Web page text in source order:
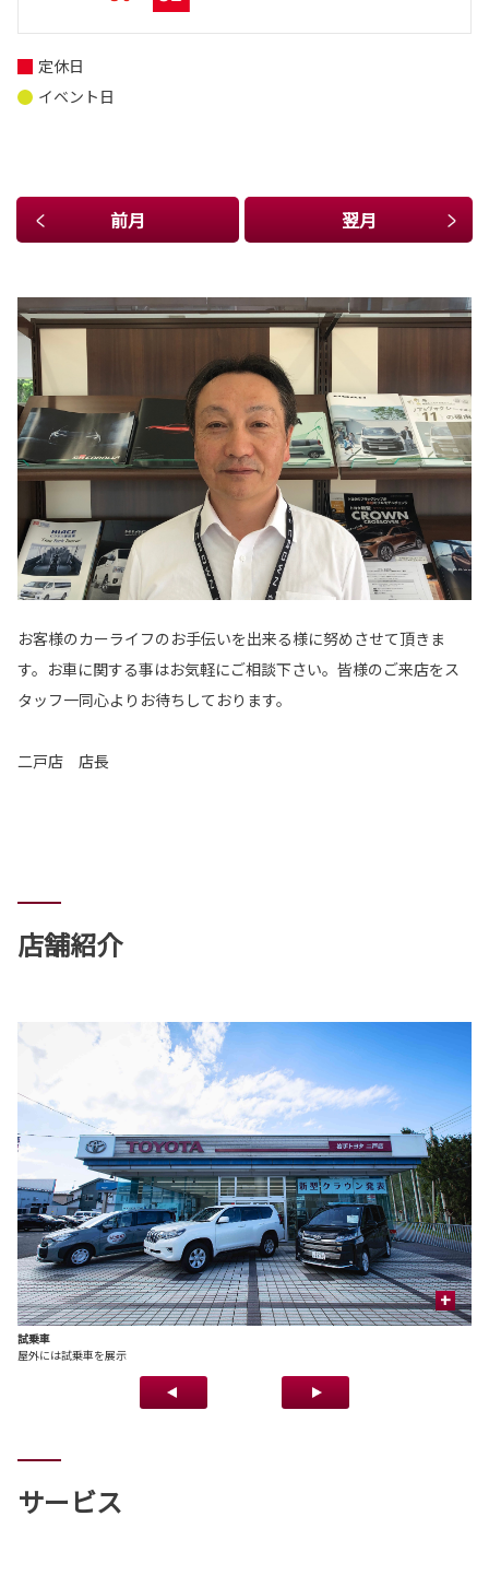
前月 翌月
定休日
イベント日
お客様のカーライフのお手伝いを出来る様に努めさせて頂きま
す。お車に関する事はお気軽にご相談下さい。皆様のご来店をス
タッフ一同心よりお待ちしております。
二戸店 店長
店舗紹介
+
試乗車
屋外には試乗車を展示
サービス